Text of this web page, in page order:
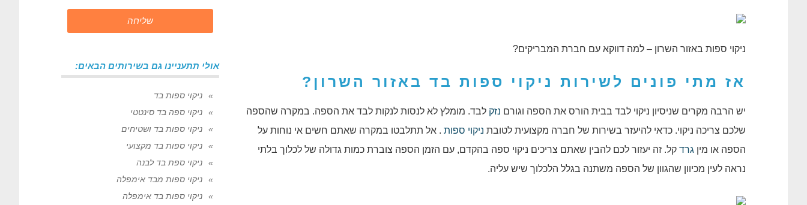
ניקוי ספות באזור השרון – למה דווקא עם חברת המבריקים?
אז מתי פונים לשירות ניקוי ספות בד באזור השרון ?
יש הרבה מקרים שניסיון ניקוי לבד בבית הורס את הספה וגורם נזק לבד. מומלץ לא לנסות לנקות לבד את הספה. במקרה שהספה
שלכם צריכה ניקוי. כדאי להיעזר בשירות של חברה מקצועית לטובת ניקוי ספות . אל תתלבטו במקרה שאתם חשים אי נוחות על
הספה או מין גרד קל. זה יעזור לכם להבין שאתם צריכים ניקוי ספה בהקדם, עם הזמן הספה צוברת כמות גדולה של לכלוך בלתי
נראה לעין מכיוון שהגוון של הספה משתנה בגלל הלכלוך שיש עליה.
שליחה
אולי תתעניינו גם בשירותים הבאים:
ניקוי ספות בד
ניקוי ספה בד סינטטי
ניקוי ספות בד ושטיחים
ניקוי ספות בד מקצועי
ניקוי ספת בד לבנה
ניקוי ספות מבד אימפלה
ניקוי ספות בד אימפלה